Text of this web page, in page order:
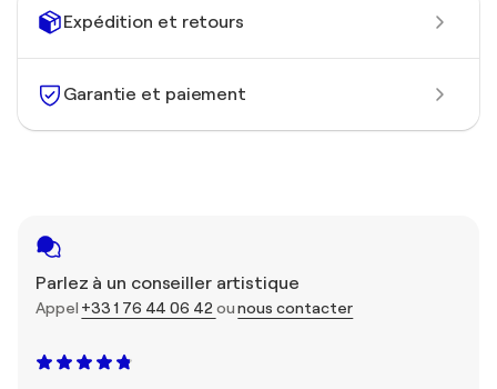
Expédition et retours
Garantie et paiement
Parlez à un conseiller artistique
Appel +33 1 76 44 06 42 ounous contacter